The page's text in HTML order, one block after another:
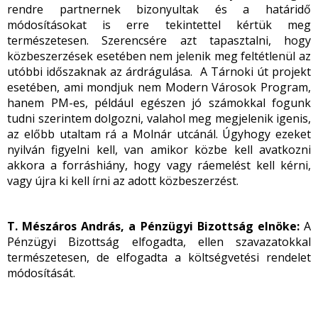
rendre partnernek bizonyultak és a határidő
módosításokat is erre tekintettel kértük meg
természetesen. Szerencsére azt tapasztalni, hogy
közbeszerzések esetében nem jelenik meg feltétlenül az
utóbbi időszaknak az árdrágulása. A Tárnoki út projekt
esetében, ami mondjuk nem Modern Városok Program,
hanem PM-es, például egészen jó számokkal fogunk
tudni szerintem dolgozni, valahol meg megjelenik igenis,
az előbb utaltam rá a Molnár utcánál. Úgyhogy ezeket
nyilván figyelni kell, van amikor közbe kell avatkozni
akkora a forráshiány, hogy vagy ráemelést kell kérni,
vagy újra ki kell írni az adott közbeszerzést.
T. Mészáros András, a Pénzügyi Bizottság elnöke: A
Pénzügyi Bizottság elfogadta, ellen szavazatokkal
természetesen, de elfogadta a költségvetési rendelet
módosítását.